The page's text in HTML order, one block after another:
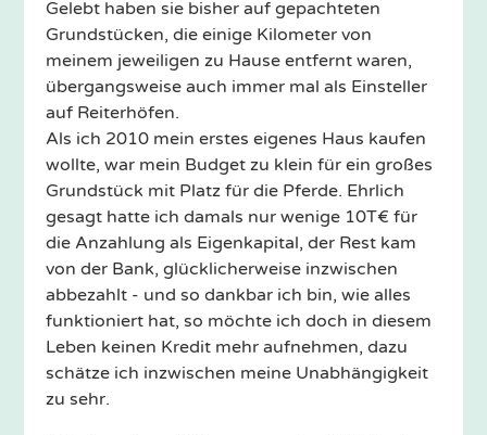
Gelebt haben sie bisher auf gepachteten
Grundstücken, die einige Kilometer von
meinem jeweiligen zu Hause entfernt waren,
übergangsweise auch immer mal als Einsteller
auf Reiterhöfen.
Als ich 2010 mein erstes eigenes Haus kaufen
wollte, war mein Budget zu klein für ein großes
Grundstück mit Platz für die Pferde. Ehrlich
gesagt hatte ich damals nur wenige 10T€ für
die Anzahlung als Eigenkapital, der Rest kam
von der Bank, glücklicherweise inzwischen
abbezahlt - und so dankbar ich bin, wie alles
funktioniert hat, so möchte ich doch in diesem
Leben keinen Kredit mehr aufnehmen, dazu
schätze ich inzwischen meine Unabhängigkeit
zu sehr.